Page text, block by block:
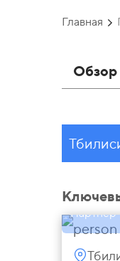
Главная
Обзор
Партнер